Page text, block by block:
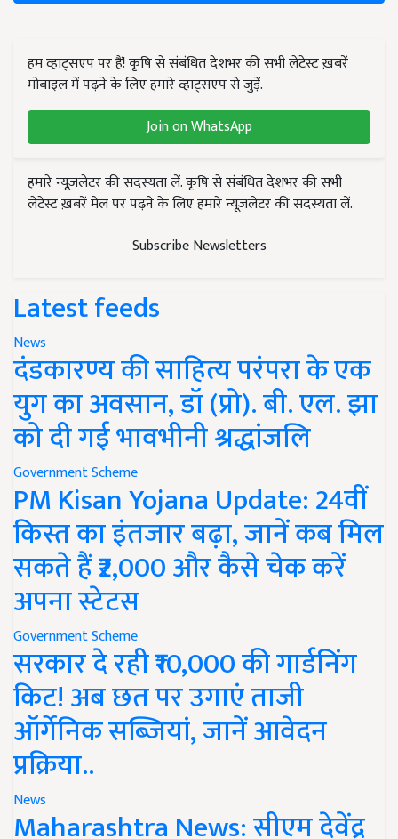
हम व्हाट्सएप पर हैं! कृषि से संबंधित देशभर की सभी लेटेस्ट ख़बरें
मोबाइल में पढ़ने के लिए हमारे व्हाट्सएप से जुड़ें.
Join on WhatsApp
हमारे न्यूज़लेटर की सदस्यता लें. कृषि से संबंधित देशभर की सभी
लेटेस्ट ख़बरें मेल पर पढ़ने के लिए हमारे न्यूज़लेटर की सदस्यता लें.
Subscribe Newsletters
Latest feeds
News
दंडकारण्य की साहित्य परंपरा के एक
युग का अवसान, डॉ (प्रो). बी. एल. झा
को दी गई भावभीनी श्रद्धांजलि
Government Scheme
PM Kisan Yojana Update: 24वीं
किस्त का इंतजार बढ़ा, जानें कब मिल
सकते हैं ₹2,000 और कैसे चेक करें
अपना स्टेटस
Government Scheme
सरकार दे रही ₹10,000 की गार्डनिंग
किट! अब छत पर उगाएं ताजी
ऑर्गेनिक सब्जियां, जानें आवेदन
प्रक्रिया..
News
Maharashtra News: सीएम देवेंद्र